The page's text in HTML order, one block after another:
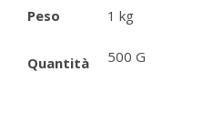
Peso 1 kg
Quantità 500 G